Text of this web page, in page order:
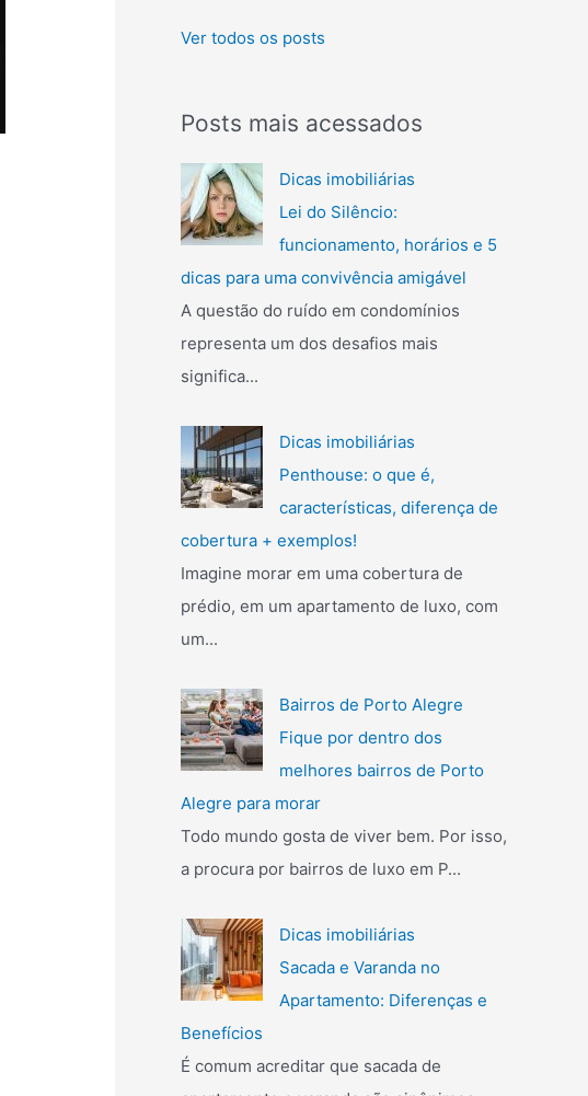
Ver todos os posts
Posts mais acessados
Dicas imobiliárias
Lei do Silêncio:
funcionamento, horários e 5
dicas para uma convivência amigável
A questão do ruído em condomínios
representa um dos desafios mais
significa...
Dicas imobiliárias
Penthouse: o que é,
características, diferença de
cobertura + exemplos!
Imagine morar em uma cobertura de
prédio, em um apartamento de luxo, com
um...
Bairros de Porto Alegre
Fique por dentro dos
melhores bairros de Porto
Alegre para morar
Todo mundo gosta de viver bem. Por isso,
a procura por bairros de luxo em P...
Dicas imobiliárias
Sacada e Varanda no
Apartamento: Diferenças e
Benefícios
É comum acreditar que sacada de